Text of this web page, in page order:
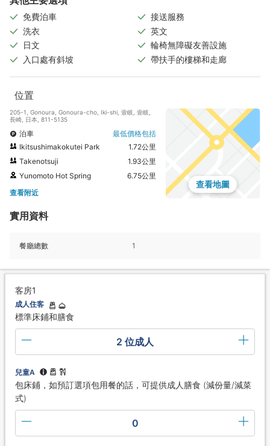
免費泊車
接送服務
洗衣
英文
日文
輪椅無障礙友善設施
入口處有斜坡
帶扶手的樓梯和走廊
位置
205-1, Gonoura, Gonoura-cho, Iki-shi, 壹岐, 壹岐,
長崎, 日本, 811-5135
泊車
最低價格包括
Ikitsushimakokutei Park
1.72公里
Takenotsuji
1.93公里
Yunomoto Hot Spring
6.75公里
查看附近
查看地圖
實用資料
餐廳總數 1
客房1
成人住客
標準床鋪和膳食
2 位成人
兒童A
包床鋪，如預訂選項包用餐的話，可提供成人膳食 (減份量/減菜
式)
0